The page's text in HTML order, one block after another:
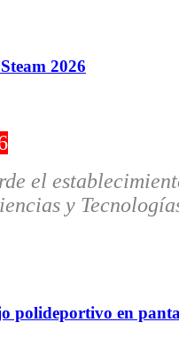
2026
el
y
polideportivo en